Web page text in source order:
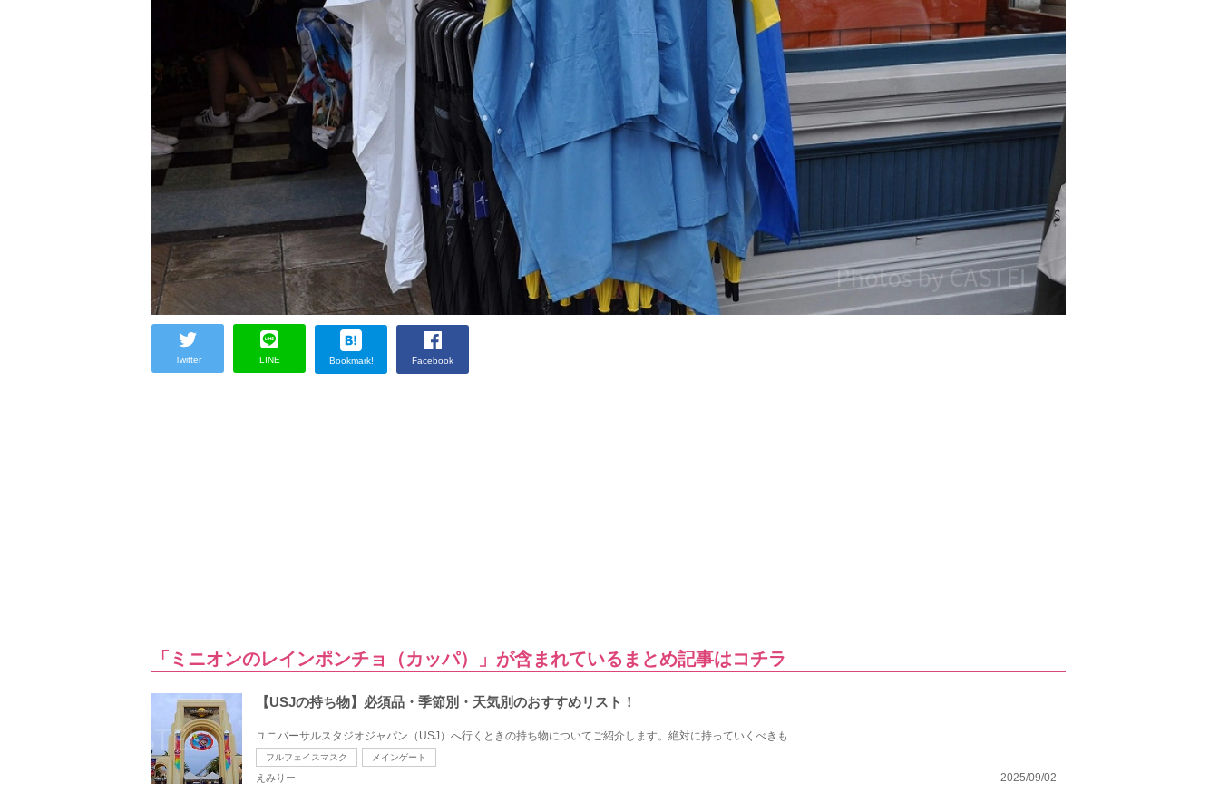
Twitter LINE Bookmark! Facebook
「ミニオンのレインポンチョ（カッパ）」が含まれているまとめ記事はコチラ
【USJの持ち物】必須品・季節別・天気別のおすすめリスト！
ユニバーサルスタジオジャパン（USJ）へ行くときの持ち物についてご紹介します。絶対に持っていくべきも...
フルフェイスマスク メインゲート
2025/09/02
えみりー